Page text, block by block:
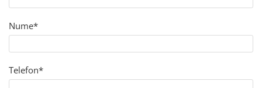
Genți Bej
Genți Bleumarin
Genți Bordo
Genți Cafenii
Genți Caramel
Genți Coniac
Nume*
Telefon*